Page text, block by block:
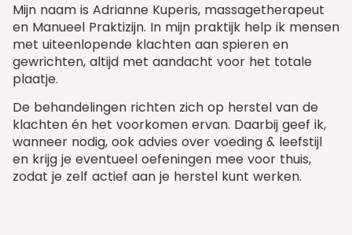
Mijn naam is Adrianne Kuperis, massagetherapeut
en Manueel Praktizijn. In mijn praktijk help ik mensen
met uiteenlopende klachten aan spieren en
gewrichten, altijd met aandacht voor het totale
plaatje.
De behandelingen richten zich op herstel van de
klachten én het voorkomen ervan. Daarbij geef ik,
wanneer nodig, ook advies over voeding & leefstijl
en krijg je eventueel oefeningen mee voor thuis,
zodat je zelf actief aan je herstel kunt werken.